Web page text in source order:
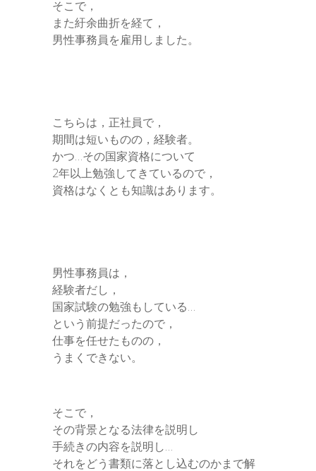
そこで，
また紆余曲折を経て，
男性事務員を雇用しました。
こちらは，正社員で，
期間は短いものの，経験者。
かつ…その国家資格について
2年以上勉強してきているので，
資格はなくとも知識はあります。
男性事務員は，
経験者だし，
国家試験の勉強もしている…
という前提だったので，
仕事を任せたものの，
うまくできない。
そこで，
その背景となる法律を説明し
手続きの内容を説明し…
それをどう書類に落とし込むのかまで解